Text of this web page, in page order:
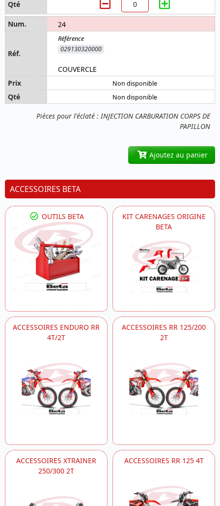
Pièces pour l'éclaté : INJECTION CARBURATION CORPS DE
PAPILLON
24
029130320000
COUVERCLE
Non disponible
Non disponible
Ajoutez au panier
ACCESSOIRES BETA
OUTILS BETA
KIT CARENAGES ORIGINE
BETA
ACCESSOIRES ENDURO RR
4T/2T
ACCESSOIRES RR 125/200
2T
ACCESSOIRES XTRAINER
250/300 2T
ACCESSOIRES RR 125 4T